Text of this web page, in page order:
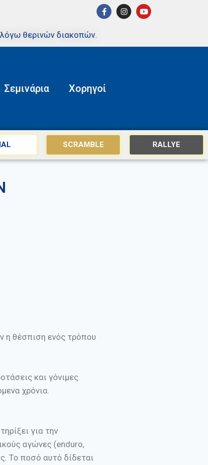
θερινών διακοπών.
Σεμινάρια Χορηγοί
SCRAMBLE RALLYE
η θέσπιση ενός τρόπου
και γόνιμες
χρόνια.
για την
αγώνες (enduro,
Το ποσό αυτό δίδεται